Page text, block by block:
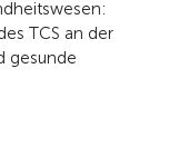
TCS an der
gesunde